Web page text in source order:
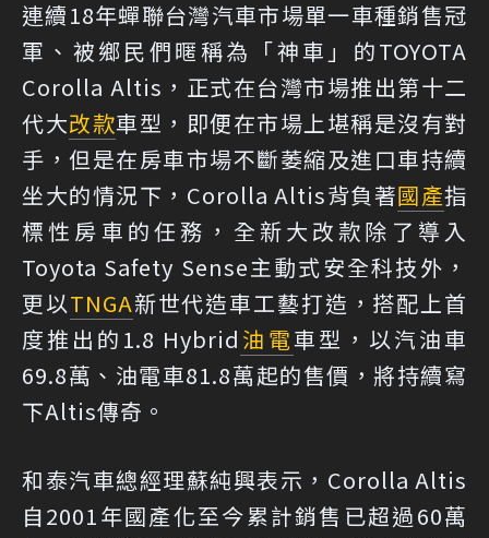
連續18年蟬聯台灣汽車市場單一車種銷售冠
軍、被鄉民們暱稱為「神車」的TOYOTA
Corolla Altis，正式在台灣市場推出第十二
代大改款車型，即便在市場上堪稱是沒有對
手，但是在房車市場不斷萎縮及進口車持續
坐大的情況下，Corolla Altis背負著國產指
標性房車的任務，全新大改款除了導入
Toyota Safety Sense主動式安全科技外，
更以TNGA新世代造車工藝打造，搭配上首
度推出的1.8 Hybrid 油電車型，以汽油車
69.8萬、油電車81.8萬起的售價，將持續寫
下Altis傳奇。
和泰汽車總經理蘇純興表示，Corolla Altis
自2001年國產化至今累計銷售已超過60萬